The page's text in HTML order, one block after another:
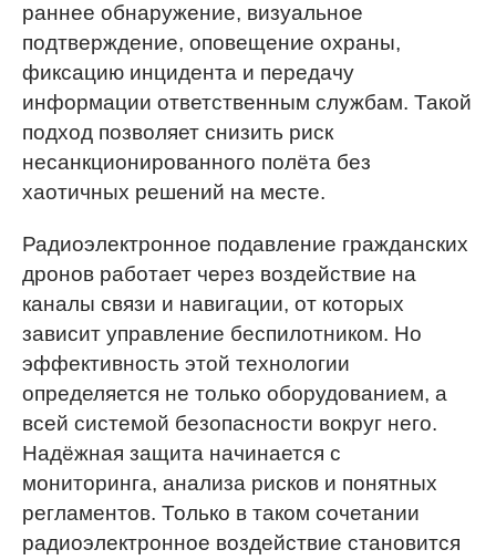
раннее обнаружение, визуальное
подтверждение, оповещение охраны,
фиксацию инцидента и передачу
информации ответственным службам. Такой
подход позволяет снизить риск
несанкционированного полёта без
хаотичных решений на месте.
Радиоэлектронное подавление гражданских
дронов работает через воздействие на
каналы связи и навигации, от которых
зависит управление беспилотником. Но
эффективность этой технологии
определяется не только оборудованием, а
всей системой безопасности вокруг него.
Надёжная защита начинается с
мониторинга, анализа рисков и понятных
регламентов. Только в таком сочетании
радиоэлектронное воздействие становится